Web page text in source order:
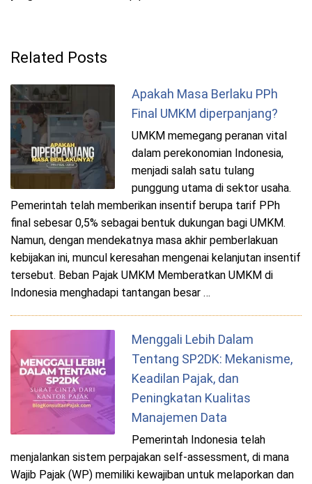
Related Posts
Apakah Masa Berlaku PPh
Final UMKM diperpanjang?
UMKM memegang peranan vital
dalam perekonomian Indonesia,
menjadi salah satu tulang
punggung utama di sektor usaha.
Pemerintah telah memberikan insentif berupa tarif PPh
final sebesar 0,5% sebagai bentuk dukungan bagi UMKM.
Namun, dengan mendekatnya masa akhir pemberlakuan
kebijakan ini, muncul keresahan mengenai kelanjutan insentif
tersebut. Beban Pajak UMKM Memberatkan UMKM di
Indonesia menghadapi tantangan besar …
Menggali Lebih Dalam
Tentang SP2DK: Mekanisme,
Keadilan Pajak, dan
Peningkatan Kualitas
Manajemen Data
Pemerintah Indonesia telah
menjalankan sistem perpajakan self-assessment, di mana
Wajib Pajak (WP) memiliki kewajiban untuk melaporkan dan